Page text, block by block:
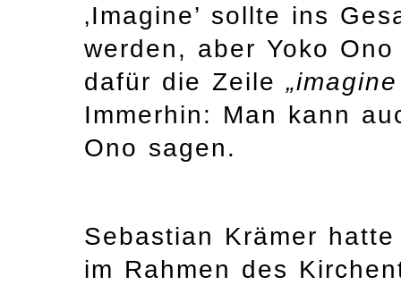
‚Imagine’ sollte ins
werden, aber Yoko
dafür die Zeile
Immerhin: Man kann
Ono sagen.
Sebastian Krämer
im Rahmen des